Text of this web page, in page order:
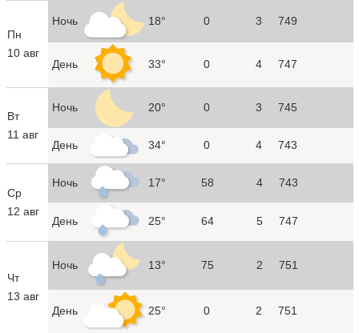
Пн
10 авг
Ночь 18° 0 3 749
День 33° 0 4 747
Вт
11 авг
Ночь 20° 0 3 745
День 34° 0 4 743
Ср
12 авг
Ночь 17° 58 4 743
День 25° 64 5 747
Чт
13 авг
Ночь 13° 75 2 751
День 25° 0 2 751